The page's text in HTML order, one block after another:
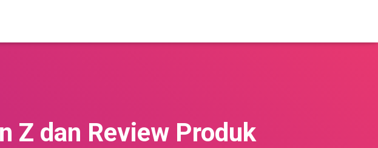
Z dan Review Produk